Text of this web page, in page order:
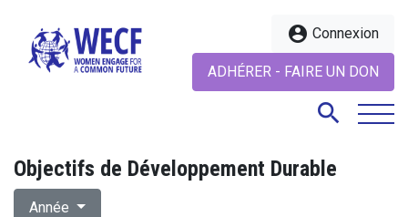
account_circle Connexion
ADHÉRER - FAIRE UN DON
search
Objectifs de Développement Durable
Année